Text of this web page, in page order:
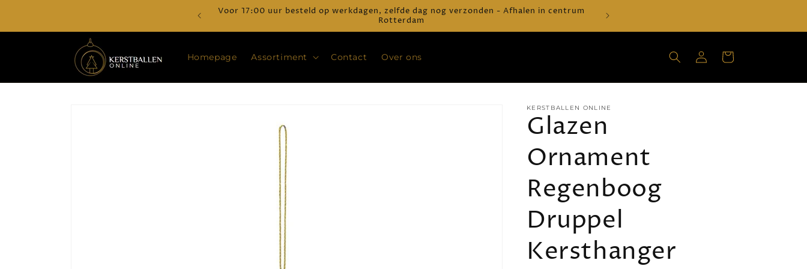
Voor 17:00 uur besteld op werkdagen, zelfde dag nog verzonden - Afhalen in centrum
Rotterdam
Homepage Assortiment Contact Over ons Inloggen
Winkelwagen
KERSTBALLEN ONLINE
Glazen
Ornament
Regenboog
Druppel
Kersthanger